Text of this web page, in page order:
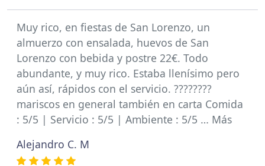
Muy rico, en fiestas de San Lorenzo, un
almuerzo con ensalada, huevos de San
Lorenzo con bebida y postre 22€. Todo
abundante, y muy rico. Estaba llenísimo pero
aún así, rápidos con el servicio. ????????
mariscos en general también en carta Comida
: 5/5 | Servicio : 5/5 | Ambiente : 5/5 … Más
Alejandro C. M